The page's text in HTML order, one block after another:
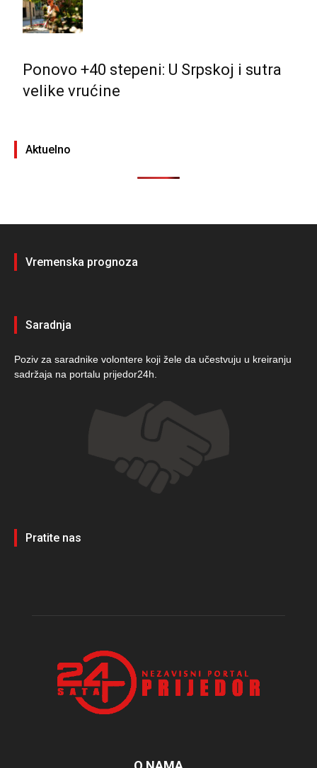
Ponovo +40 stepeni: U Srpskoj i sutra
velike vrućine
Aktuelno
Vremenska prognoza
Saradnja
Poziv za saradnike volontere koji žele da učestvuju u kreiranju
sadržaja na portalu prijedor24h.
Pratite nas